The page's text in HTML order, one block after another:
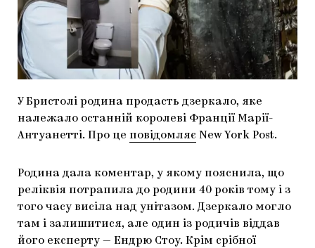
МАРІУПОЛЬСЬКІ МАРГІНАЛІЇ
ДОСЛІДНИЦЬКА ПЛАТФОРМА
ЗАПАЛЕННЯ
CARPATHIAN CULT ПРО РІЗДВЯНІ СВЯТА
У Бристолі родина продасть дзеркало, яке
належало останній королеві Франції Марії-
Антуанетті. Про це повідомляє New York Post.
Родина дала коментар, у якому пояснила, що
реліквія потрапила до родини 40 років тому і з
того часу висіла над унітазом. Дзеркало могло
там і залишитися, але один із родичів віддав
його експерту — Ендрю Стоу. Крім срібної